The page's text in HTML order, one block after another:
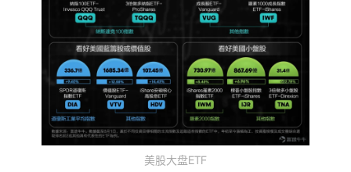
美股大盘ETF